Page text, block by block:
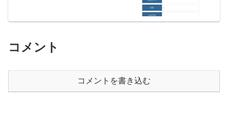
コメント
コメントを書き込む